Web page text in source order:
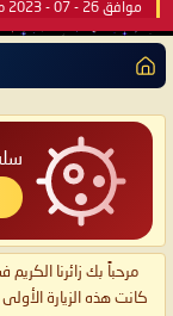
موافق 26 - 07 - 2023 م الساعة 07:46 صباحًا بحسب التقويم الرسمي لأمّ القُرى
مرحباً بك زائرنا
كانت هذه الزيارة